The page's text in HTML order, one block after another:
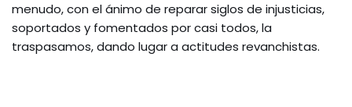
menudo, con el ánimo de reparar siglos de injusticias,
soportados y fomentados por casi todos, la
traspasamos, dando lugar a actitudes revanchistas.